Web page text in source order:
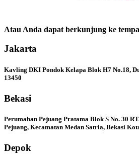
Atau Anda dapat berkunjung ke
Jakarta
Kavling DKI Pondok Kelapa Blok H7 No.18,
13450
Bekasi
Perumahan Pejuang Pratama Blok S No. 30
Pejuang, Kecamatan Medan Satria, Bekasi
Depok